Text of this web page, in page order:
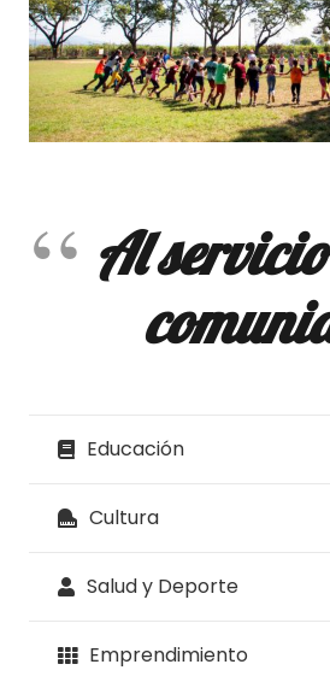
Al
Educación
Cultura
Salud y Deporte
Emprendimiento